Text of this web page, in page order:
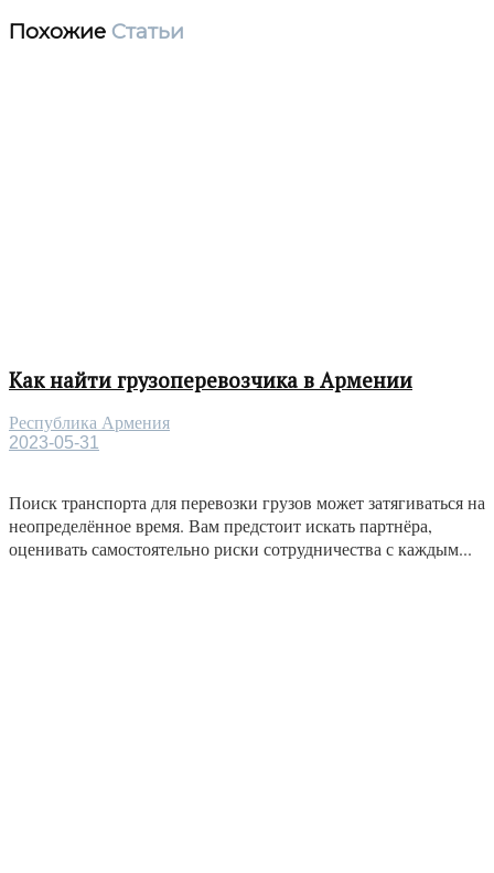
Похожие Статьи
Как найти грузоперевозчика в Армении
Республика Армения
2023-05-31
Поиск транспорта для перевозки грузов может затягиваться на
неопределённое время. Вам предстоит искать партнёра,
оценивать самостоятельно риски сотрудничества с каждым...